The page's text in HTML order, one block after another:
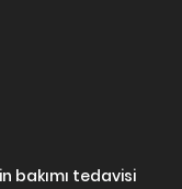
bakımı tedavisi